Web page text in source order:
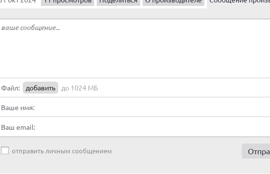
Файл: добавить до 1024 МБ
Ваше имя:
Ваш email:
отправить личным сообщением